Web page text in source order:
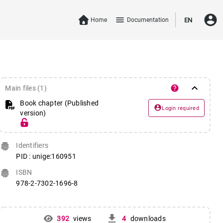
Home menu Documentation EN account_circle
Main files (1) help keyboard_arrow_down
Book chapter (Published
version)
account_circleLogin required
fingerprint
Identifiers
PID : unige:160951
fingerprint
ISBN
978-2-7302-1696-8
392 views get_app 4 downloads